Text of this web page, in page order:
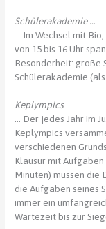
Schülerakademie …
… Im Wechsel mit
von 15 bis 16 Uhr
Besonderheit: große
Schülerakademie
Keplympics…
… Der jedes Jahr im
Keplympics
verschiedenen
Klausur mit
Minuten) müssen die
die Aufgaben seines
immer ein
Wartezeit bis zur